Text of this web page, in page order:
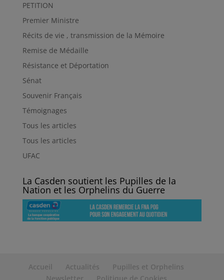
PETITION
Premier Ministre
Récits de vie , transmission de la Mémoire
Remise de Médaille
Résistance et Déportation
Sénat
Souvenir Français
Témoignages
Tous les articles
Tous les articles
UFAC
La Casden soutient les Pupilles de la
Nation et les Orphelins du Guerre
Accueil Actualités
Pupilles et Orphelins